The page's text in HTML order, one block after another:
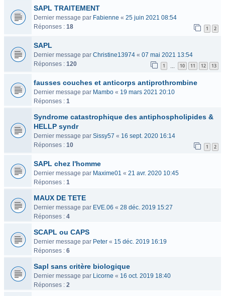
SAPL TRAITEMENT
Dernier message par Fabienne « 25 juin 2021 08:54
Réponses : 18 1 2
SAPL
Dernier message par Christine13974 « 07 mai 2021 13:54
Réponses : 120 1 10 11 12 13
fausses couches et anticorps antiprothrombine
Dernier message par Mambo « 19 mars 2021 20:10
Réponses : 1
Syndrome catastrophique des antiphospholipides &
HELLP syndr
Dernier message par Sissy57 « 16 sept. 2020 16:14
Réponses : 10 1 2
SAPL chez l'homme
Dernier message par Maxime01 « 21 avr. 2020 10:45
Réponses : 1
MAUX DE TETE
Dernier message par EVE.06 « 28 déc. 2019 15:27
Réponses : 4
SCAPL ou CAPS
Dernier message par Peter « 15 déc. 2019 16:19
Réponses : 6
Sapl sans critère biologique
Dernier message par Licorne « 16 oct. 2019 18:40
Réponses : 2